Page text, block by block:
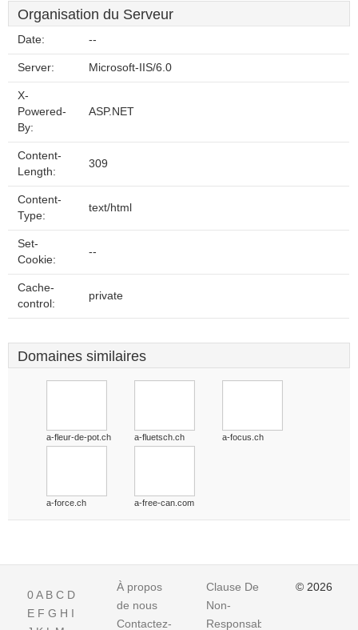
Organisation du Serveur
Date: --
Server: Microsoft-IIS/6.0
X-
Powered-
By:
ASP.NET
Content-
Length:
309
Content-
Type:
text/html
Set-
Cookie:
--
Cache-
control:
private
Domaines similaires
a-fleur-de-pot.ch a-fluetsch.ch a-focus.ch
a-force.ch a-free-can.com
0A B C D
E F G H I
À propos
de nous
Contactez-
Clause De
Non-
Responsabilite
© 2026